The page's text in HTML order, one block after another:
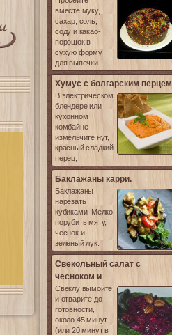
вместе муку,
сахар, соль,
соду и какао-
порошок в
сухую форму
для выпечки
Хумус с болгарским перцем
В электрическом
блендере или
кухонном
комбайне
измельчите нут,
красный сладкий
перец,
Баклажаны карри.
Баклажаны
нарезать
кубиками. Мелко
порубить мяту,
чеснок и
зеленый лук.
Свекольный салат с
чесноком и
Свёклу вымойте
и отварите до
готовности,
около 45 минут
(или 20 минут в